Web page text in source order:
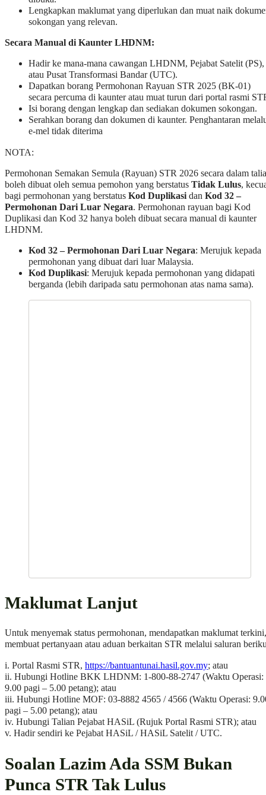
Lengkapkan maklumat yang diperlukan dan muat naik
sokongan yang relevan.
Secara Manual di Kaunter LHDNM:
Hadir ke mana-mana cawangan LHDNM, Pejabat Satelit (PS),
atau Pusat Transformasi Bandar (UTC).
Dapatkan borang Permohonan Rayuan STR 2025 (BK-01)
secara percuma di kaunter atau muat turun dari portal rasmi
Isi borang dengan lengkap dan sediakan dokumen sokongan.
Serahkan borang dan dokumen di kaunter. Penghantaran
e-mel tidak diterima
NOTA:
Permohonan Semakan Semula (Rayuan) STR 2026 secara dalam
boleh dibuat oleh semua pemohon yang berstatus Tidak Lulus,
bagi permohonan yang berstatus Kod Duplikasidan Kod 32 –
Permohonan Dari Luar Negara. Permohonan rayuan bagi Kod
Duplikasi dan Kod 32 hanya boleh dibuat secara manual di kaunter
LHDNM.
Kod 32 – Permohonan Dari Luar Negara: Merujuk kepada
permohonan yang dibuat dari luar Malaysia.
Kod Duplikasi: Merujuk kepada permohonan yang didapati
berganda (lebih daripada satu permohonan atas nama sama).
Maklumat Lanjut
Untuk menyemak status permohonan, mendapatkan maklumat terkini,
membuat pertanyaan atau aduan berkaitan STR melalui saluran
i. Portal Rasmi STR, https://bantuantunai.hasil.gov.my; atau
ii. Hubungi Hotline BKK LHDNM: 1-800-88-2747 (Waktu Operasi:
9.00 pagi – 5.00 petang); atau
iii. Hubungi Hotline MOF: 03-8882 4565 / 4566 (Waktu Operasi:
pagi – 5.00 petang); atau
iv. Hubungi Talian Pejabat HASiL (Rujuk Portal Rasmi STR); atau
v. Hadir sendiri ke Pejabat HASiL / HASiL Satelit / UTC.
Soalan Lazim Ada SSM Bukan
Punca STR Tak Lulus